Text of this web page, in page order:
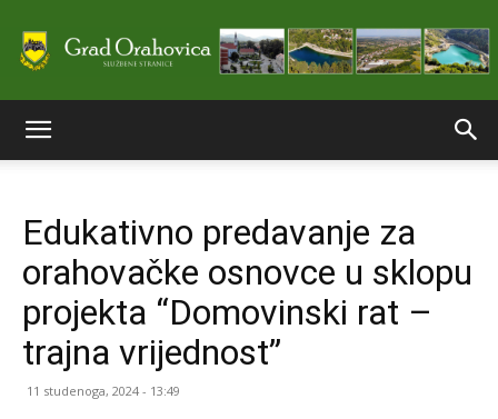
stranice
Grada
Edukativno predavanje za
orahovačke osnovce u sklopu
projekta “Domovinski rat –
trajna vrijednost”
11 studenoga, 2024 - 13:49